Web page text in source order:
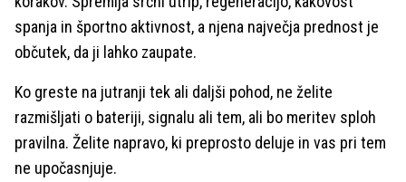
spanja in športno aktivnost, a njena največja prednost je
občutek, da ji lahko zaupate.
Ko greste na jutranji tek ali daljši pohod, ne želite
razmišljati o bateriji, signalu ali tem, ali bo meritev sploh
pravilna. Želite napravo, ki preprosto deluje in vas pri tem
ne upočasnjuje.